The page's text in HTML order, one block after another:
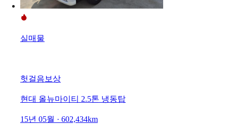
실매물
헛걸음보상
현대 올뉴마이티 2.5톤 냉동탑
15년 05월 · 602,434km